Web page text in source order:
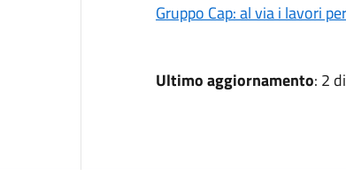
Gruppo Cap: al via i lavori
Ultimo aggiornamento: 2